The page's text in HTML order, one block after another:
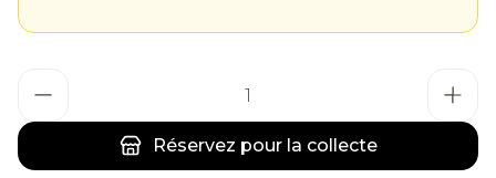
Réservez pour la collecte